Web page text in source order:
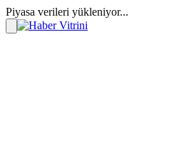
Piyasa verileri yükleniyor...